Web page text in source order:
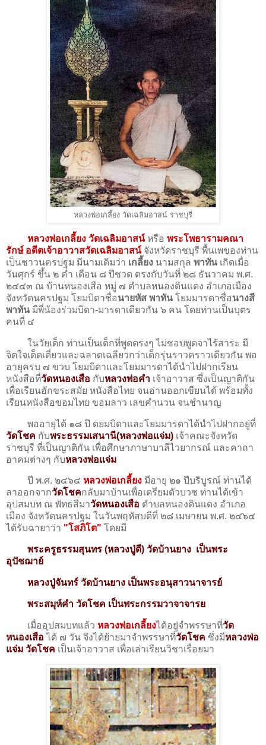
หลวงพ่อเกลี้ยง วัดเฉลิมอาสน์ ราชบุรี
หลวงพ่อเกลี้ยง วัดเฉลิมอาสน์ หรือ พระโพธารามคณา
รักษ์ อดีตเจ้าอาวาสวัดเฉลิมอาสน์ จังหวัดราชบุรี พื้นเพของท่าน
เป็นชาวนครปฐม มีนามเดิมว่า เกลี้ยง นามสกุล พาทัน เกิดเมื่อ
วันศุกร์ ขึ้น ๒ ค่ำ เดือน ๘ ปีชวด ตรงกับวันที่ ๒๘ ธันวาคม พ.ศ.
๒๔๔๓ ณ บ้านหนองเสือ หมู่ ๗ ตำบลหนองดินแดง อำเภอเมือง
จังหวัดนครปฐม โยมบิดาชื่อนายหัส พาทัน โยมมารดาชื่อนางสี
พาทัน มีพี่น้องร่วมบิดา-มารดาเดียวกัน ๖ คน โดยท่านเป็นบุตร
คนที่ ๔
ในวัยเด็ก ท่านเป็นเด็กที่พูดตรงๆ ไม่ชอบพูดจาไร้สาระ มี
จิตใจเด็ดเดี่ยวและฉลาดเฉลียวกว่าเด็กรุ่นราวคราวเดียวกัน พอ
อายุครบ ๗ ขวบ โยมบิดาและโยมมารดาได้นำไปฝากเรียน
หนังสือที่วัดหนองเสือ กับหลวงพ่อคำ เจ้าอาวาส ซึ่งเป็นญาติกัน
เพื่อเรียนอักขระสมัย หนังสือไทย จนอ่านออกเขียนได้ พร้อมทั้ง
เรียนหนังสือขอมไทย ขอมลาว เลขคำนวน จนชำนาญ
พออายุได้ ๑๘ ปี ดยมบิดาและโยมมารดาได้นำไปฝากอยู่ที่
วัดโชค กับพระธรรมเสนานี(หลวงพ่อแจ่ม) เจ้าคณะจังหวัด
ราชบุรี ที่เป็นญาติกัน เพื่อศึกษาภาษาบาลีไวยากรณ์ และคาถา
อาคมต่างๆ กับหลวงพ่อแจ่ม
ปี พ.ศ. ๒๔๖๔ หลวงพ่อเกลี้ยง มีอายุ ๒๑ ปีบริบูรณ์ ท่านได้
ลาออกจากวัดโชคกลับมาบ้านเพื่อเตรียมตัวบวช ท่านได้เข้า
อุปสมบท ณ พัทธสีมาวัดหนองเสือ ตำบลหนองดินแดง อำเภอ
เมือง จังหวัดนครปฐม ในวันพฤหัสบ​ดีที่ ๒๘ เมษายน พ.ศ. ๒๔๖๔
ได้รับฉายาว่า "โสภิโต" โดยมี
พระครูธรรมสุนทร (หลวงปู่ดี)​ วัดบ้านยาง เป็นพระ
อุปัชฌาย์
หลวงปู่จันทร์ วัดบ้านยาง เป็นพระอนุสาวนาจารย์
พระสมุห์คำ วัดโชค เป็นพระกรรมวาจาจารย
เมื่ออุปสมบทแล้ว หลวงพ่อเกลี้ยงได้อยู่จำพรรษาที่วัด
หนองเสือ ได้ ๗ วัน จึงได้ย้ายมาจำพรรษา​ที่วัดโชค ซึ่งมีหลวงพ่อ
แจ่ม วัดโชค เป็นเจ้าอาวาส เพื่อเล่าเรียนวิชาเรื่อยมา